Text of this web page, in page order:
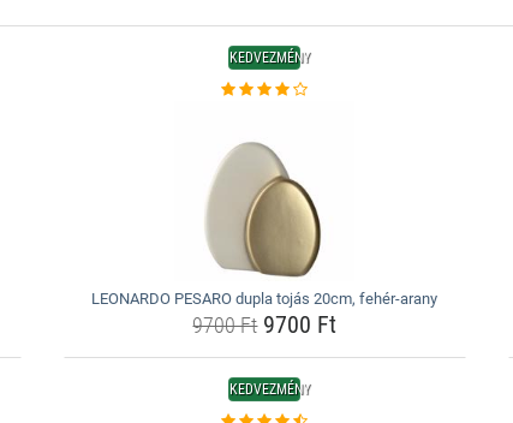
KEDVEZMÉNY
LEONARDO PESARO dupla tojás 20cm, fehér-arany
9700 Ft9700 Ft
KEDVEZMÉNY